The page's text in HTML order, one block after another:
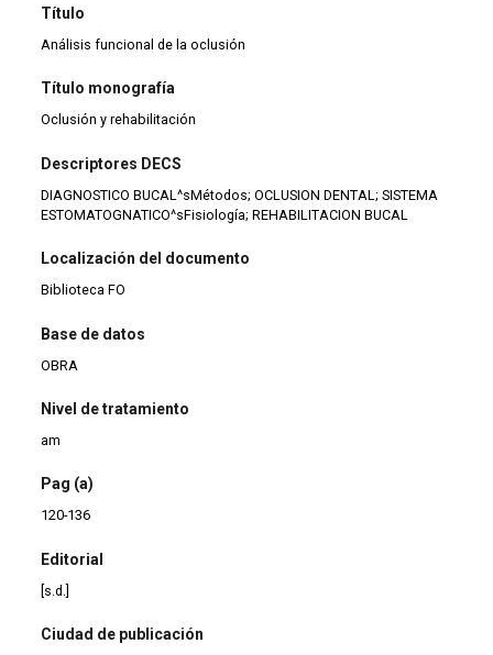
Título
Análisis funcional de la oclusión
Título monografía
Oclusión y rehabilitación
Descriptores DECS
DIAGNOSTICO BUCAL^sMétodos; OCLUSION DENTAL; SISTEMA
ESTOMATOGNATICO^sFisiología; REHABILITACION BUCAL
Localización del documento
Biblioteca FO
Base de datos
OBRA
Nivel de tratamiento
am
Pag (a)
120-136
Editorial
[s.d.]
Ciudad de publicación